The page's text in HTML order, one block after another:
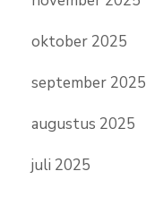
oktober 2025
september 2025
augustus 2025
juli 2025